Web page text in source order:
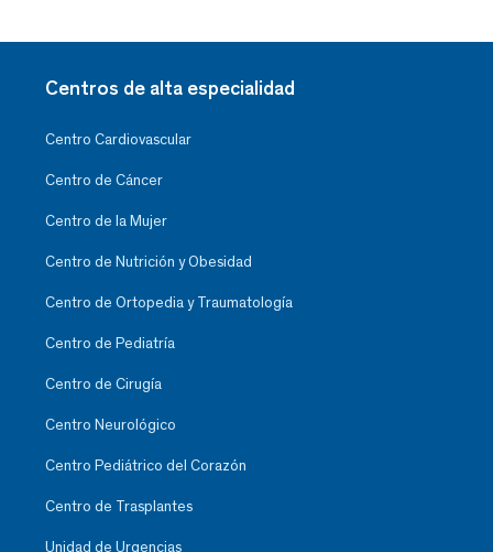
Centros de alta especialidad
Centro Cardiovascular
Centro de Cáncer
Centro de la Mujer
Centro de Nutrición y Obesidad
Centro de Ortopedia y Traumatología
Centro de Pediatría
Centro de Cirugía
Centro Neurológico
Centro Pediátrico del Corazón
Centro de Trasplantes
Unidad de Urgencias